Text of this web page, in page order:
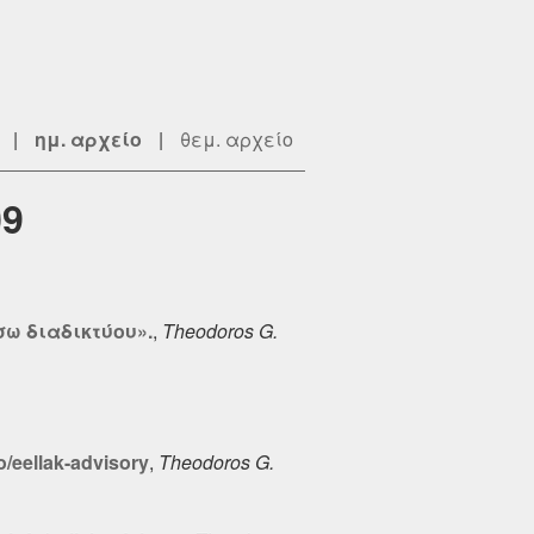
| ημ. αρχείο | θεμ. αρχείο
διαδικτύου»., Theodoros G.
eellak-advisory, Theodoros G.